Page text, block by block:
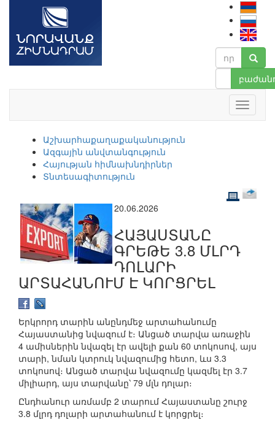
Աշխարհաքաղաքականություն
Ազգային անվտանգություն
Հայության հիմնախնդիրներ
Տնտեսագիտություն
20.06.2026
ՀԱՅԱՍՏԱՆԸ
ԳՐԵԹԵ 3.8 ՄԼՐԴ
ԴՈԼԱՐԻ
ԱՐՏԱՀԱՆՈՒՄ Է ԿՈՐՑՐԵԼ
Երկրորդ տարին անընդմեջ արտահանումը
Հայաստանից նվազում է։ Անցած տարվա առաջին
4 ամիսներին նվազել էր ավելի քան 60 տոկոսով, այս
տարի, նման կտրուկ նվազումից հետո, ևս 3.3
տոկոսով։ Անցած տարվա նվազումը կազմել էր 3.7
միլիարդ, այս տարվանը՝ 79 մլն դոլար։
Ընդհանուր առմամբ 2 տարում Հայաստանը շուրջ
3.8 մլրդ դոլարի արտահանում է կորցրել։